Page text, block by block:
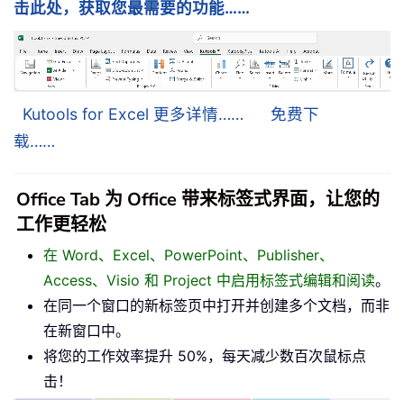
击此处，获取您最需要的功能……
Kutools for Excel 更多详情……
免费下
载……
Office Tab 为 Office 带来标签式界面，让您的
工作更轻松
在 Word、Excel、PowerPoint、Publisher、
Access、Visio 和 Project 中启用标签式编辑和阅读。
在同一个窗口的新标签页中打开并创建多个文档，而非
在新窗口中。
将您的工作效率提升 50%，每天减少数百次鼠标点
击！